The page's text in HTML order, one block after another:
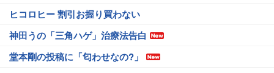
ヒコロヒー 割引お握り買わない
神田うの「三角ハゲ」治療法告白
堂本剛の投稿に「匂わせなの?」